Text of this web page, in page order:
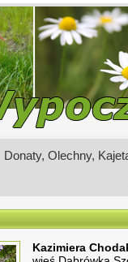
Donaty, Olechny,
Kazimiera